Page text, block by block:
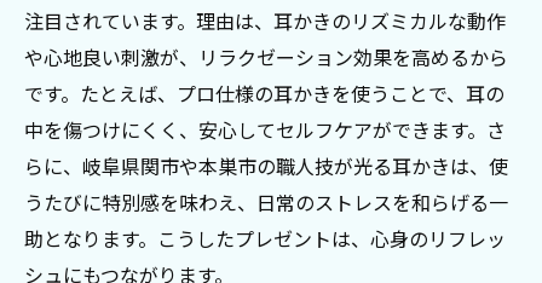
注目されています。理由は、耳かきのリズミカルな動作
や心地良い刺激が、リラクゼーション効果を高めるから
です。たとえば、プロ仕様の耳かきを使うことで、耳の
中を傷つけにくく、安心してセルフケアができます。さ
らに、岐阜県関市や本巣市の職人技が光る耳かきは、使
うたびに特別感を味わえ、日常のストレスを和らげる一
助となります。こうしたプレゼントは、心身のリフレッ
シュにもつながります。